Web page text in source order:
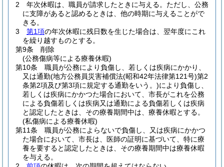
2
年次休暇は、職員が請求したときに与える。 ただし、公務
に支障があると認めるときは、他の時期に与えることがで
きる。
3
第1項の年次休暇に残日数を生じた場合は、翌年度にこれ
を繰り越すものとする。
第9条
削除
(公務傷病等による療養休暇)
第10条
職員が公務により負傷し、若しくは疾病にかかり、
又は通勤(地方公務員災害補償法(昭和42年法律第121号)第2
条第2項及び第3項に規定する通勤をいう。)により負傷し、
若しくは疾病にかかつた場合において、市長がこれを公務
による負傷若しくは疾病又は通勤による負傷若しくは疾病
と認定したときは、その療養期間中は、療養休暇とする。
(私傷病による療養休暇)
第11条
職員が公務によらないで負傷し、又は疾病にかかつ
た場合において、市長は、医師の証明に基づいて、特に療
養を要すると認定したときは、その療養期間中は療養休暇
を与える。